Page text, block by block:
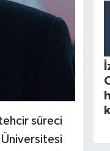
süreci